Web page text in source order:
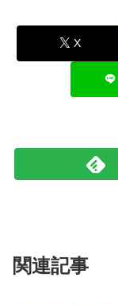
X
関連記事